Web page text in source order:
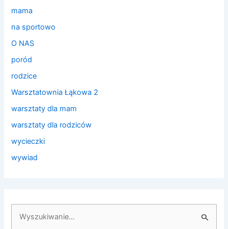
mama
na sportowo
O NAS
poród
rodzice
Warsztatownia Łąkowa 2
warsztaty dla mam
warsztaty dla rodziców
wycieczki
wywiad